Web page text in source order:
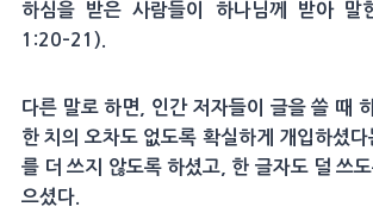
하심을 받은 사람들이 하나님께 받아 말
1:20–21).
다른 말로 하면, 인간 저자들이 글을 쓸 때
한 치의 오차도 없도록 확실하게 개입하셨
를 더 쓰지 않도록 하셨고, 한 글자도 덜 쓰
으셨다.